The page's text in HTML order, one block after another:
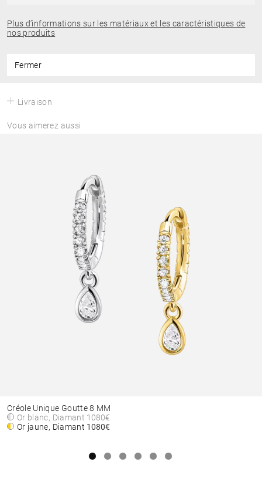
Plus d’informations sur les matériaux et les caractéristiques de
nos produits
Fermer
Livraison
Vous aimerez aussi
Créole Unique Goutte 8 MM
Or blanc, Diamant 1080€
Or jaune, Diamant 1080€